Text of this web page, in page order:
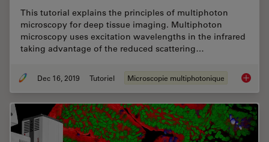
This tutorial explains the principles of multiphoton
microscopy for deep tissue imaging. Multiphoton
microscopy uses excitation wavelengths in the infrared
taking advantage of the reduced scattering…
Dec 16, 2019 Tutoriel Microscopie multiphotonique